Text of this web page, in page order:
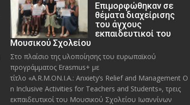
Eπιμορφώθηκαν σε
θέματα διαχείρισης
του άγχους
εκπαιδευτικοί του
Μουσικού Σχολείου
Στο πλαίσιο της υλοποίησης του ευρωπαϊκού
προγράμματος Erasmus+ με
τίτλο «A.R.M.ON.I.A.: Anxiety’s Relief and Management O
n Inclusive Activities for Teachers and Students», τρεις
εκπαιδευτικοί του Μουσικού Σχολείου Ιωαννίνων